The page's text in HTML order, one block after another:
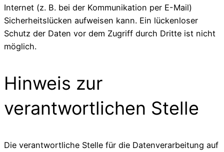
Internet (z. B. bei der Kommunikation per E-Mail)
Sicherheitslücken aufweisen kann. Ein lückenloser
Schutz der Daten vor dem Zugriff durch Dritte ist nicht
möglich.
Hinweis zur
verantwortlichen Stelle
Die verantwortliche Stelle für die Datenverarbeitung auf